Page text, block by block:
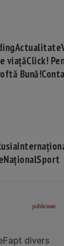
Actualitate
viațăClick!
Bună!
NaționalSport
Fapt divers